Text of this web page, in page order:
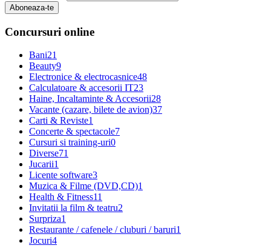
Aboneaza-te
Concursuri online
Bani21
Beauty9
Electronice & electrocasnice48
Calculatoare & accesorii IT23
Haine, Incaltaminte & Accesorii28
Vacante (cazare, bilete de avion)37
Carti & Reviste1
Concerte & spectacole7
Cursuri si training-uri0
Diverse71
Jucarii1
Licente software3
Muzica & Filme (DVD,CD)1
Health & Fitness11
Invitatii la film & teatru2
Surpriza1
Restaurante / cafenele / cluburi / baruri1
Jocuri4